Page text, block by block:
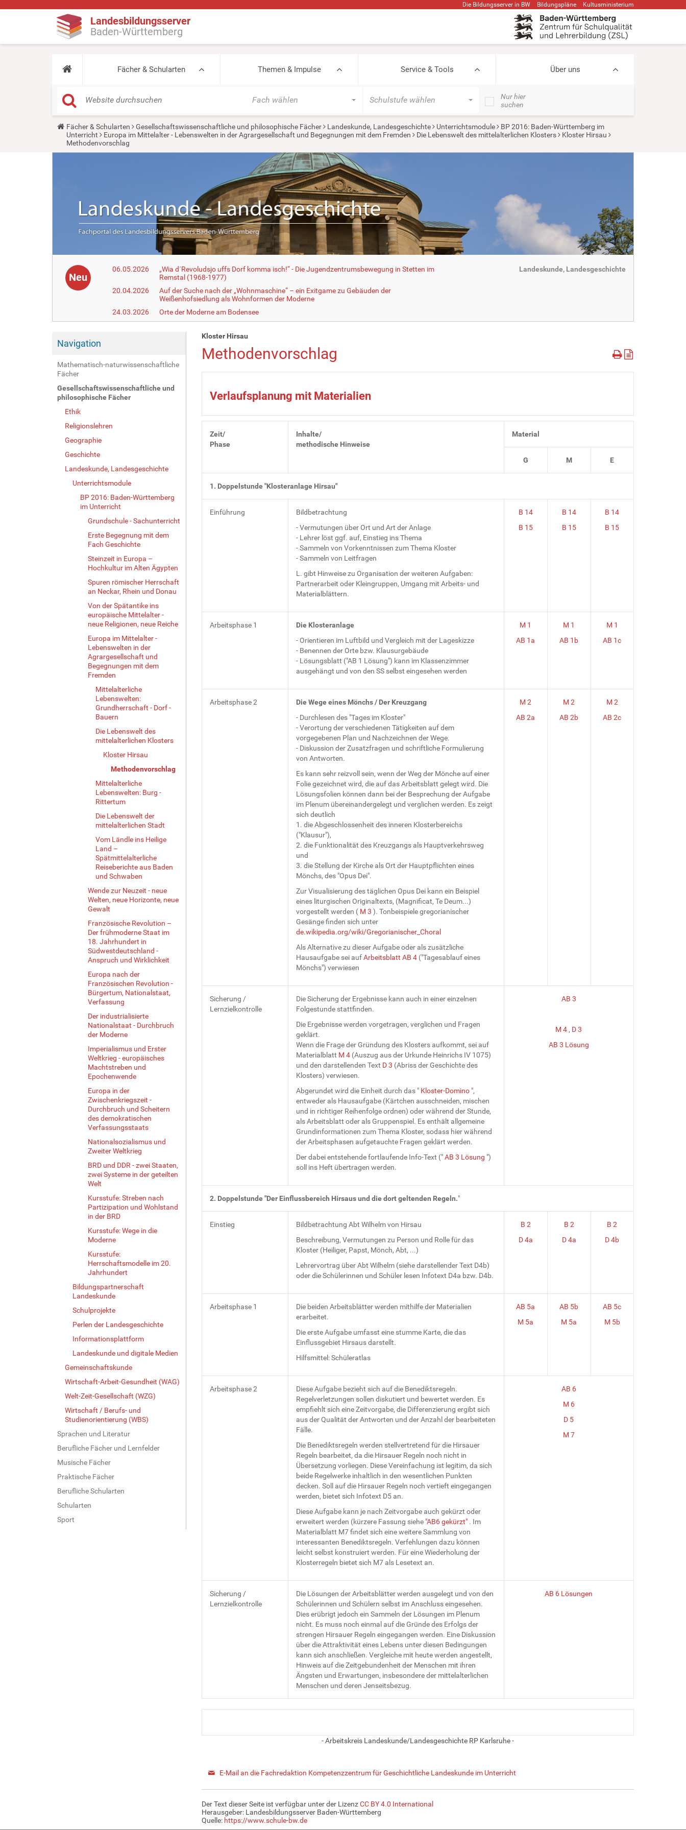
Die Bildungsserver in BW Bildungspläne Kultusministerium
Landesbildungsserver
Baden-Württemberg
Fächer & Schularten Themen & Impulse Service & Tools Über uns
Fach wählen Schulstufe wählen
Nur hier
suchen
Y
a
Fächer & Schularten Gesellschaftswissenschaftliche und philosophische Fächer Landeskunde, Landesgeschichte Unterrichtsmodule
BP 2016: Baden-Württemberg im
Unterricht
Europa im Mittelalter - Lebenswelten in der Agrargesellschaft und Begegnungen mit dem Fremden Die Lebenswelt des mittelalterlichen Klosters
Kloster Hirsau
Methodenvorschlag
Neu
06.05.2026
„Wia d´Revoludsjo uffs Dorf komma isch!“ - Die Jugendzentrumsbewegung in Stetten im
Remstal (1968-1977)
20.04.2026
Auf der Suche nach der „Wohnmaschine“ – ein Exitgame zu Gebäuden der
Weißenhofsiedlung als Wohnformen der Moderne
24.03.2026
Orte der Moderne am Bodensee
Landeskunde, Landesgeschichte
Navigation
Mathematisch-naturwissenschaftliche
Fächer
Gesellschaftswissenschaftliche und
philosophische Fächer
Ethik
Religionslehren
Geographie
Geschichte
Landeskunde, Landesgeschichte
Unterrichtsmodule
BP 2016: Baden-Württemberg
im Unterricht
Grundschule - Sachunterricht
Erste Begegnung mit dem
Fach Geschichte
Steinzeit in Europa –
Hochkultur im Alten Ägypten
Spuren römischer Herrschaft
an Neckar, Rhein und Donau
Von der Spätantike ins
europäische Mittelalter -
neue Religionen, neue Reiche
Europa im Mittelalter -
Lebenswelten in der
Agrargesellschaft und
Begegnungen mit dem
Fremden
Mittelalterliche
Lebenswelten:
Grundherrschaft - Dorf -
Bauern
Die Lebenswelt des
mittelalterlichen Klosters
Kloster Hirsau
Methodenvorschlag
Mittelalterliche
Lebenswelten: Burg -
Rittertum
Die Lebenswelt der
mittelalterlichen Stadt
Vom Ländle ins Heilige
Land –
Spätmittelalterliche
Reiseberichte aus Baden
und Schwaben
Wende zur Neuzeit - neue
Welten, neue Horizonte, neue
Gewalt
Französische Revolution –
Der frühmoderne Staat im
18. Jahrhundert in
Südwestdeutschland -
Anspruch und Wirklichkeit
Europa nach der
Französischen Revolution -
Bürgertum, Nationalstaat,
Verfassung
Der industrialisierte
Nationalstaat - Durchbruch
der Moderne
Imperialismus und Erster
Weltkrieg - europäisches
Machtstreben und
Epochenwende
Europa in der
Zwischenkriegszeit -
Durchbruch und Scheitern
des demokratischen
Verfassungsstaats
Nationalsozialismus und
Zweiter Weltkrieg
BRD und DDR - zwei Staaten,
zwei Systeme in der geteilten
Welt
Kursstufe: Streben nach
Partizipation und Wohlstand
in der BRD
Kursstufe: Wege in die
Moderne
Kursstufe:
Herrschaftsmodelle im 20.
Jahrhundert
Bildungspartnerschaft
Landeskunde
Schulprojekte
Perlen der Landesgeschichte
Informationsplattform
Landeskunde und digitale Medien
Gemeinschaftskunde
Wirtschaft-Arbeit-Gesundheit (WAG)
Welt-Zeit-Gesellschaft (WZG)
Wirtschaft / Berufs- und
Studienorientierung (WBS)
Sprachen und Literatur
Berufliche Fächer und Lernfelder
Musische Fächer
Praktische Fächer
Berufliche Schularten
Schularten
Sport
Kloster Hirsau
Methodenvorschlag
Verlaufsplanung mit Materialien
Zeit/
Phase
Inhalte/
methodische Hinweise
Material
G M E
1. Doppelstunde "Klosteranlage Hirsau"
Einführung
Bildbetrachtung
- Vermutungen über Ort und Art der Anlage
- Lehrer löst ggf. auf, Einstieg ins Thema
- Sammeln von Vorkenntnissen zum Thema Kloster
- Sammeln von Leitfragen
L. gibt Hinweise zu Organisation der weiteren Aufgaben:
Partnerarbeit oder Kleingruppen, Umgang mit Arbeits- und
Materialblättern.
B 14
B 15
B 14
B 15
B 14
B 15
Arbeitsphase 1
Die Klosteranlage
- Orientieren im Luftbild und Vergleich mit der Lageskizze
- Benennen der Orte bzw. Klausurgebäude
- Lösungsblatt ("AB 1 Lösung") kann im Klassenzimmer
ausgehängt und von den SS selbst eingesehen werden
M 1
AB 1a
M 1
AB 1b
M 1
AB 1c
Arbeitsphase 2
Die Wege eines Mönchs / Der Kreuzgang
- Durchlesen des "Tages im Kloster"
- Verortung der verschiedenen Tätigkeiten auf dem
vorgegebenen Plan und Nachzeichnen der Wege.
- Diskussion der Zusatzfragen und schriftliche Formulierung
von Antworten.
Es kann sehr reizvoll sein, wenn der Weg der Mönche auf einer
Folie gezeichnet wird, die auf das Arbeitsblatt gelegt wird. Die
Lösungsfolien können dann bei der Besprechung der Aufgabe
im Plenum übereinandergelegt und verglichen werden. Es zeigt
sich deutlich
1. die Abgeschlossenheit des inneren Klosterbereichs
("Klausur"),
2. die Funktionalität des Kreuzgangs als Hauptverkehrsweg
und
3. die Stellung der Kirche als Ort der Hauptpflichten eines
Mönchs, des "Opus Dei".
Zur Visualisierung des täglichen Opus Dei kann ein Beispiel
eines liturgischen Originaltexts, (Magnificat, Te Deum...)
vorgestellt werden ( M 3 ). Tonbeispiele gregorianischer
Gesänge finden sich unter
de.wikipedia.org/wiki/Gregorianischer_Choral
Als Alternative zu dieser Aufgabe oder als zusätzliche
Hausaufgabe sei aufArbeitsblatt AB 4("Tagesablauf eines
Mönchs") verwiesen
M 2
AB 2a
M 2
AB 2b
M 2
AB 2c
Sicherung /
Lernzielkontrolle
Die Sicherung der Ergebnisse kann auch in einer einzelnen
Folgestunde stattfinden.
Die Ergebnisse werden vorgetragen, verglichen und Fragen
geklärt.
Wenn die Frage der Gründung des Klosters aufkommt, sei auf
Materialblatt M 4(Auszug aus der Urkunde Heinrichs IV 1075)
und den darstellenden Text D 3 (Abriss der Geschichte des
Klosters) verwiesen.
Abgerundet wird die Einheit durch das " Kloster-Domino",
entweder als Hausaufgabe (Kärtchen ausschneiden, mischen
und in richtiger Reihenfolge ordnen) oder während der Stunde,
als Arbeitsblatt oder als Gruppenspiel. Es enthält allgemeine
Grundinformationen zum Thema Kloster, sodass hier während
der Arbeitsphasen aufgetauchte Fragen geklärt werden.
Der dabei entstehende fortlaufende Info-Text ("AB 3 Lösung ")
soll ins Heft übertragen werden.
AB 3
M 4 , D 3
AB 3 Lösung
2. Doppelstunde "Der Einflussbereich Hirsaus und die dort geltenden Regeln."
Einstieg
Bildbetrachtung Abt Wilhelm von Hirsau
Beschreibung, Vermutungen zu Person und Rolle für das
Kloster (Heiliger, Papst, Mönch, Abt, ...)
Lehrervortrag über Abt Wilhelm (siehe darstellender Text D4b)
oder die Schülerinnen und Schüler lesen Infotext D4a bzw. D4b.
B 2
D 4a
B 2
D 4a
B 2
D 4b
Arbeitsphase 1
Die beiden Arbeitsblätter werden mithilfe der Materialien
erarbeitet.
Die erste Aufgabe umfasst eine stumme Karte, die das
Einflussgebiet Hirsaus darstellt.
Hilfsmittel: Schüleratlas
AB 5a
M 5a
AB 5b
M 5a
AB 5c
M 5b
Arbeitsphase 2
Diese Aufgabe bezieht sich auf die Benediktsregeln.
Regelverletzungen sollen diskutiert und bewertet werden. Es
empfiehlt sich eine Zeitvorgabe, die Differenzierung ergibt sich
aus der Qualität der Antworten und der Anzahl der bearbeiteten
Fälle.
Die Benediktsregeln werden stellvertretend für die Hirsauer
Regeln bearbeitet, da die Hirsauer Regeln noch nicht in
Übersetzung vorliegen. Diese Vereinfachung ist legitim, da sich
beide Regelwerke inhaltlich in den wesentlichen Punkten
decken. Soll auf die Hirsauer Regeln noch vertieft eingegangen
werden, bietet sich Infotext D5 an.
Diese Aufgabe kann je nach Zeitvorgabe auch gekürzt oder
erweitert werden (kürzere Fassung siehe "AB6 gekürzt". Im
Materialblatt M7 findet sich eine weitere Sammlung von
interessanten Benediktsregeln. Verfehlungen dazu können
leicht selbst konstruiert werden. Für eine Wiederholung der
Klosterregeln bietet sich M7 als Lesetext an.
AB 6
M 6
D 5
M 7
Sicherung /
Lernzielkontrolle
Die Lösungen der Arbeitsblätter werden ausgelegt und von den
Schülerinnen und Schülern selbst im Anschluss eingesehen.
Dies erübrigt jedoch ein Sammeln der Lösungen im Plenum
nicht. Es muss noch einmal auf die Gründe des Erfolgs der
strengen Hirsauer Regeln eingegangen werden. Eine Diskussion
über die Attraktivität eines Lebens unter diesen Bedingungen
kann sich anschließen. Vergleiche mit heute werden angestellt,
Hinweis auf die Zeitgebundenheit der Menschen mit ihren
Ängsten und Erwartungen, insbesondere der mittelalterlichen
Menschen und deren Jenseitsbezug.
AB 6 Lösungen
- Arbeitskreis Landeskunde/Landesgeschichte RP Karlsruhe -
E-Mail an die Fachredaktion Kompetenzzentrum für Geschichtliche Landeskunde im Unterricht
Der Text dieser Seite ist verfügbar unter der LizenzCC BY 4.0 International
Herausgeber: Landesbildungsserver Baden-Württemberg
Quelle: https://www.schule-bw.de